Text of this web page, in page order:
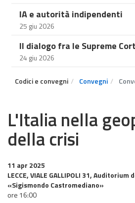
IA e autorità indipendenti
25 giu 2026
Il dialogo fra le Supreme
24 giu 2026
Codici e convegni Convegni
L'Italia nella
della crisi
11 apr 2025
LECCE, VIALE GALLIPOLI 31,
«Sigismondo Castromediano»
ore 16:00